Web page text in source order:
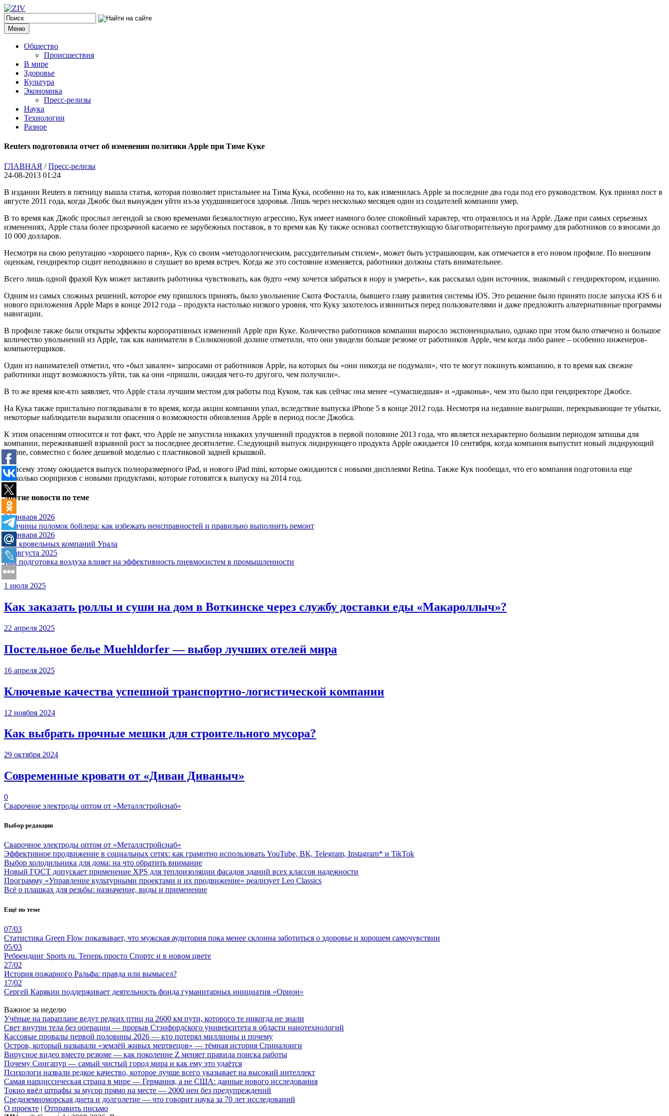
Меню
Общество
Происшествия
В мире
Здоровье
Культура
Экономика
Пресс-релизы
Наука
Технологии
Разное
Reuters подготовила отчет об изменении политики Apple при Тиме Куке
ГЛАВНАЯ /Пресс-релизы
24-08-2013 01:24
В издании Reuters в пятницу вышла статья, которая позволяет пристальнее на Тима Кука, особенно на то, как изменилась Apple за последние два года под его руководством. Кук принял пост в
августе 2011 года, когда Джобс был вынужден уйти из-за ухудшившегося здоровья. Лишь через несколько месяцев один из создателей компании умер.
В то время как Джобс прослыл легендой за свою временами безжалостную агрессию, Кук имеет намного более спокойный характер, что отразилось и на Apple. Даже при самых серьезных
изменениях, Apple стала более прозрачной касаемо ее зарубежных поставок, в то время как Ку также основал соответствующую благотворительную программу для работников со взносами до
10 000 долларов.
Несмотря на свою репутацию «хорошего парня», Кук со своим «методологическим, рассудительным стилем», может быть устрашающим, как отмечается в его новом профиле. По внешним
оценкам, гендиректор сидит неподвижно и слушает во время встреч. Когда же это состояние изменяется, работники должны стать внимательнее.
Всего лишь одной фразой Кук может заставить работника чувствовать, как будто «ему хочется забраться в нору и умереть», как рассказал один источник, знакомый с гендиректором, изданию.
Одним из самых сложных решений, которое ему пришлось принять, было увольнение Скота Фосталла, бывшего главу развития системы iOS. Это решение было принято после запуска iOS 6 и
нового приложения Apple Maps в конце 2012 года – продукта настолько низкого уровня, что Куку захотелось извиниться перед пользователями и даже предложить альтернативные программы
навигации.
В профиле также были открыты эффекты корпоративных изменений Apple при Куке. Количество работников компании выросло экспоненциально, однако при этом было отмечено и большое
количество увольнений из Apple, так как наниматели в Силиконовой долине отметили, что они увидели больше резюме от работников Apple, чем когда либо ранее – особенно инженеров-
компьютерщиков.
Один из нанимателей отметил, что «был завален» запросами от работников Apple, на которых бы «они никогда не подумали», что те могут покинуть компанию, в то время как свежие
работники ищут возможность уйти, так ка они «пришли, ожидая чего-то другого, чем получили».
В то же время кое-кто заявляет, что Apple стала лучшим местом для работы под Куком, так как сейчас она менее «сумасшедшая» и «драконья», чем это было при гендиректоре Джобсе.
На Кука также пристально поглядывали в то время, когда акции компании упал, вследствие выпуска iPhone 5 в конце 2012 года. Несмотря на недавние выигрыши, перекрывающие те убытки,
некоторые наблюдатели выразили опасения о возможности обновления Apple в период после Джобса.
К этим опасениям относится и тот факт, что Apple не запустила никаких улучшений продуктов в первой половине 2013 года, что является нехарактерно большим периодом затишья для
компании, переживавшей взрывной рост за последнее десятилетие. Следующий выпуск лидирующего продукта Apple ожидается 10 сентября, когда компания выпустит новый лидирующий
iPhone, совместно с более дешевой моделью с пластиковой задней крышкой.
Ко всему этому ожидается выпуск полноразмерного iPad, и нового iPad mini, которые ожидаются с новыми дисплеями Retina. Также Кук пообещал, что его компания подготовила еще
несколько сюрпризов с новыми продуктами, которые готовятся к выпуску на 2014 год.
Другие новости по теме
24 января 2026
Причины поломок бойлера: как избежать неисправностей и правильно выполнить ремонт
12 января 2026
Топ кровельных компаний Урала
19 августа 2025
Как подготовка воздуха влияет на эффективность пневмосистем в промышленности
1 июля 2025
Как заказать роллы и суши на дом в Воткинске через службу доставки еды «Макароллыч»?
22 апреля 2025
Постельное белье Muehldorfer — выбор лучших отелей мира
16 апреля 2025
Ключевые качества успешной транспортно-логистической компании
12 ноября 2024
Как выбрать прочные мешки для строительного мусора?
29 октября 2024
Современные кровати от «Диван Диваныч»
0
Сварочное электроды оптом от «Металлcтройcнаб»
Выбор редакции
Сварочное электроды оптом от «Металлcтройcнаб»
Эффективное продвижение в социальных сетях: как грамотно использовать YouTube, ВК, Telegram, Instagram* и TikTok
Выбор холодильника для дома: на что обратить внимание
Новый ГОСТ допускает применение XPS для теплоизоляции фасадов зданий всех классов надежности
Программу «Управление культурными проектами и их продвижение» реализует Leo Classics
Всё о плашках для резьбы: назначение, виды и применение
Ещё по теме
07/03
Статистика Green Flow показывает, что мужская аудитория пока менее склонна заботиться о здоровье и хорошем самочувствии
05/03
Ребрендинг Sports ru. Теперь просто Спортс и в новом цвете
27/02
История пожарного Ральфа: правда или вымысел?
17/02
Сергей Карякин поддерживает деятельность фонда гуманитарных инициатив «Орион»
Важное за неделю
Учёные на параплане ведут редких птиц на 2600 км пути, которого те никогда не знали
Свет внутри тела без операции — прорыв Стэнфордского университета в области нанотехнологий
Кассовые провалы первой половины 2026 — кто потерял миллионы и почему
Остров, который называли «землёй живых мертвецов» — тёмная история Спиналонги
Вирусное видео вместо резюме — как поколение Z меняет правила поиска работы
Почему Сингапур — самый чистый город мира и как ему это удаётся
Психологи назвали редкое качество, которое лучше всего указывает на высокий интеллект
Самая нарциссическая страна в мире — Германия, а не США: данные нового исследования
Токио ввёл штрафы за мусор прямо на месте — 2000 иен без предупреждений
Средиземноморская диета и долголетие — что говорит наука за 70 лет исследований
О проекте | Отправить письмо